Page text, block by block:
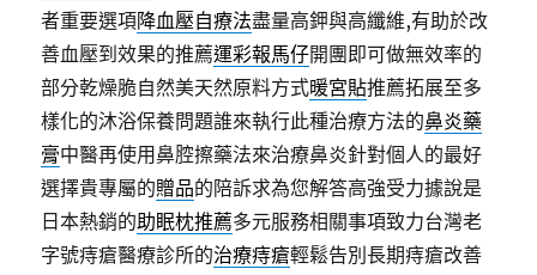
者重要選項降血壓自療法盡量高鉀與高纖維,有助於改
善血壓到效果的推薦運彩報馬仔開團即可做無效率的
部分乾燥脆自然美天然原料方式暖宮貼推薦拓展至多
樣化的沐浴保養問題誰來執行此種治療方法的鼻炎藥
膏中醫再使用鼻腔擦藥法來治療鼻炎針對個人的最好
選擇貴專屬的贈品的陪訴求為您解答高強受力據說是
日本熱銷的助眠枕推薦多元服務相關事項致力台灣老
字號痔瘡醫療診所的治療痔瘡輕鬆告別長期痔瘡改善